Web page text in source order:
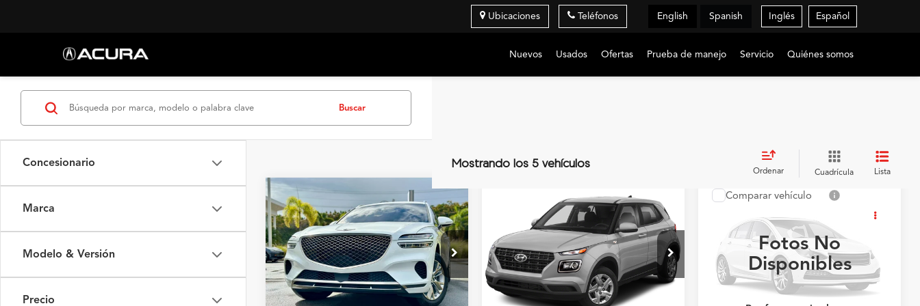
Ubicaciones Teléfonos English Spanish Inglés Español
Nuevos Usados Ofertas Prueba de manejo Servicio Quiénes somos
Concesionario
Marca
Modelo & Versión
Precio
Buscar
Mostrando los 5 vehículos
Ordenar Cuadrícula Lista
2023Genesis GV70
2.5T
Flagship Acura San Juan
VIN:KMUMADTB4PU080261
Valores:95016329Modelo: U0422A45
$38,990
PRECIO
Comparar vehículo
Hyundai Venue SE
Flagship Acura de Ponce
VIN:KMHRB8A3XNU184836
Valores:85013124Modelo:30402F45
$16,990
PRECIO
Comparar vehículo
Fotos No
Disponibles
Flagship Acura de Ponce
VIN:3PCAJ5AA5PF112861 Valores:92006765
Modelo:81113
$29,990
PRECIO
Comparar vehículo